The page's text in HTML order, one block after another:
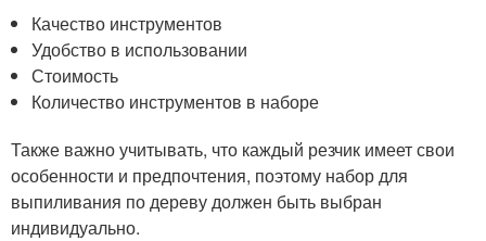
Качество инструментов
Удобство в использовании
Стоимость
Количество инструментов в наборе
Также важно учитывать, что каждый резчик имеет свои
особенности и предпочтения, поэтому набор для
выпиливания по дереву должен быть выбран
индивидуально.